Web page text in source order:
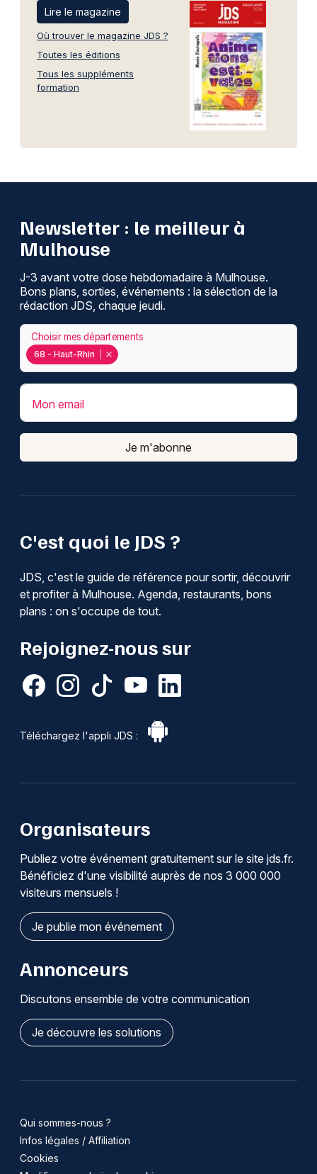
Lire le magazine
Où trouver le magazine JDS ?
Toutes les éditions
Tous les suppléments
formation
C'est quoi le JDS ?
JDS, c'est le guide de référence pour sortir, découvrir
et profiter à Mulhouse. Agenda, restaurants, bons
plans : on s'occupe de tout.
Rejoignez-nous sur
Téléchargez l'appli JDS :
Newsletter : le meilleur à
Mulhouse
J-3 avant votre dose hebdomadaire à Mulhouse.
Bons plans, sorties, événements : la sélection de la
rédaction JDS, chaque jeudi.
68 - Haut-Rhin
Choisir mes départements
Mon email
Je m'abonne
Organisateurs
Publiez votre événement gratuitement sur le site jds.fr.
Bénéficiez d'une visibilité auprès de nos 3 000 000
visiteurs mensuels !
Je publie mon événement
Annonceurs
Discutons ensemble de votre communication
Je découvre les solutions
Qui sommes-nous ?
Infos légales / Affiliation
Cookies